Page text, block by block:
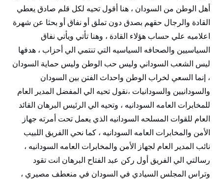
أهل الوطن من السودان ، هنا أقول تحيه لكل قلم صادق يعطي
القادة والرجال حقهم بصدق دون تملق أو نفاق أو بحثا عن شهرة
اعلاميه علي حساب هؤلاء القادة ، وهنا تأتي ويأتي نفاق
السياسيين والصحافه السياسيه التي تنتمي الي أحزاب ، هدفها
ليس الشعب السوداني وليس حب الوطن وليس حماية السودان
، إنما السعي لخراب الوطن واحداث الفتن بين السودان
والسودانيين والسودانيات ،نقول تحيه الي المفضل المدير العام
للمخابرات العامه السودانيه ، وتحيه الي الرئيس البرهان القائد
العام للقوات المسلحه السودانيه الذي يعمل تحت أمرته جهاز
الأمن والمخابرات العامه السودانيه ، كما نحي االفريق اللبيب
نائب المدير العام لجهاز الأمن والمخابرات العامه السودانيه ،
رسالتي الي الفريق أول ركن عبد الفتاح البرهان انت تقود
وتراس المجلس السيادي في السودان في منعطف مصيري ،